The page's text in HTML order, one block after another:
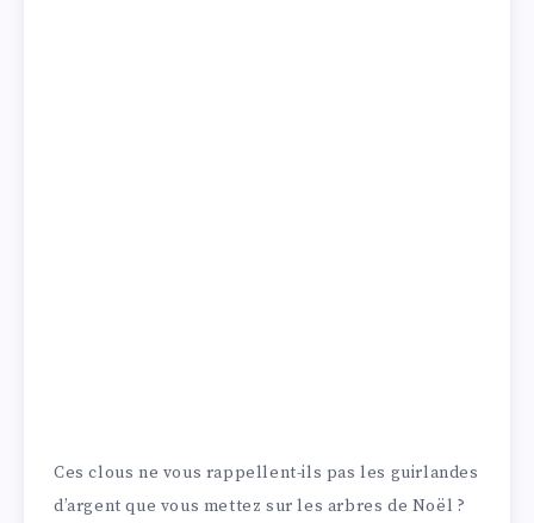
Ces clous ne vous rappellent-ils pas les guirlandes
d’argent que vous mettez sur les arbres de Noël ?